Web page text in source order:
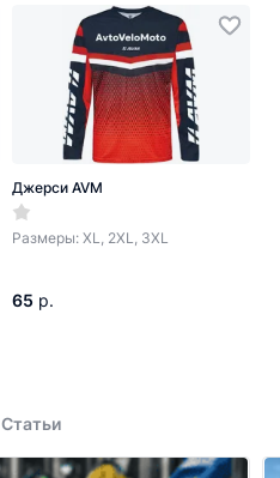
Джерси AVM
Размеры: XL, 2XL, 3XL
65 р.
Статьи